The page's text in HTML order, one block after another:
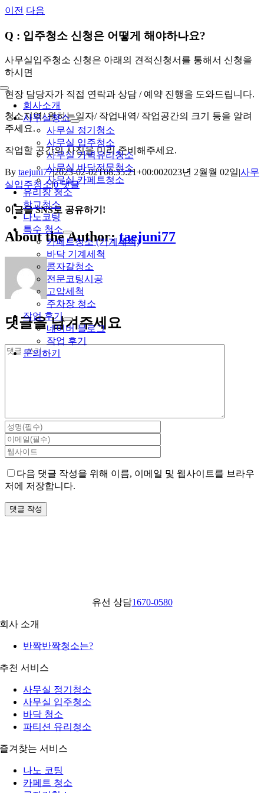
콘
츠
건
너
뛰
기
Toggle
Navigation회사소개
사무실청소
사무실 정기청소
사무실 입주청소
사무실 가벽유리청소
사무실 바닥전문청소
사무실 카페트청소
유리창 청소
학교청소
나노코팅
특수 청소
카페트청소 (기계세척)
바닥 기계세척
콩자갈청소
전문코팅시공
고압세척
주차장 청소
작업 후기
네이버 블로그
작업 후기
문의하기
이전 다음
Q : 입주청소 신청은 어떻게 해야하나요?
사무실입주청소 신청은 아래의 견적신청서를 통해서 신청을
하시면
현장 담당자가 직접 연락과 상담 / 예약 진행을 도와드립니다.
청소지역/ 원하는일자/ 작업내역/ 작업공간의 크기 등을 알려
주세요.
작업할 공간의 사진을 미리 준비해주세요.
By taejuni77|2023-02-02T08:35:21+00:002023년 2월월 02일|사무
실입주청소|0 댓글
이글을 SNS로 공유하기!
Facebook
X
WhatsApp
Telegram
Tumblr
Pinterest
Vk
Xing
이
일
About the Author:taejuni77
댓글을 남겨주세요
댓
다음 댓글 작성을 위해 이름, 이메일 및 웹사이트를 브라우
저에 저장합니다.
유선 상담1670-0580
회사 소개
반짝반짝청소는?
추천 서비스
사무실 정기청소
사무실 입주청소
바닥 청소
파티션 유리청소
즐겨찾는 서비스
나노 코팅
카페트 청소